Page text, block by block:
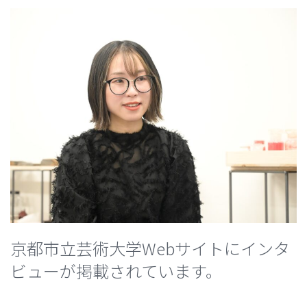
京都市立芸術大学Webサイトにインタ
ビューが掲載されています。